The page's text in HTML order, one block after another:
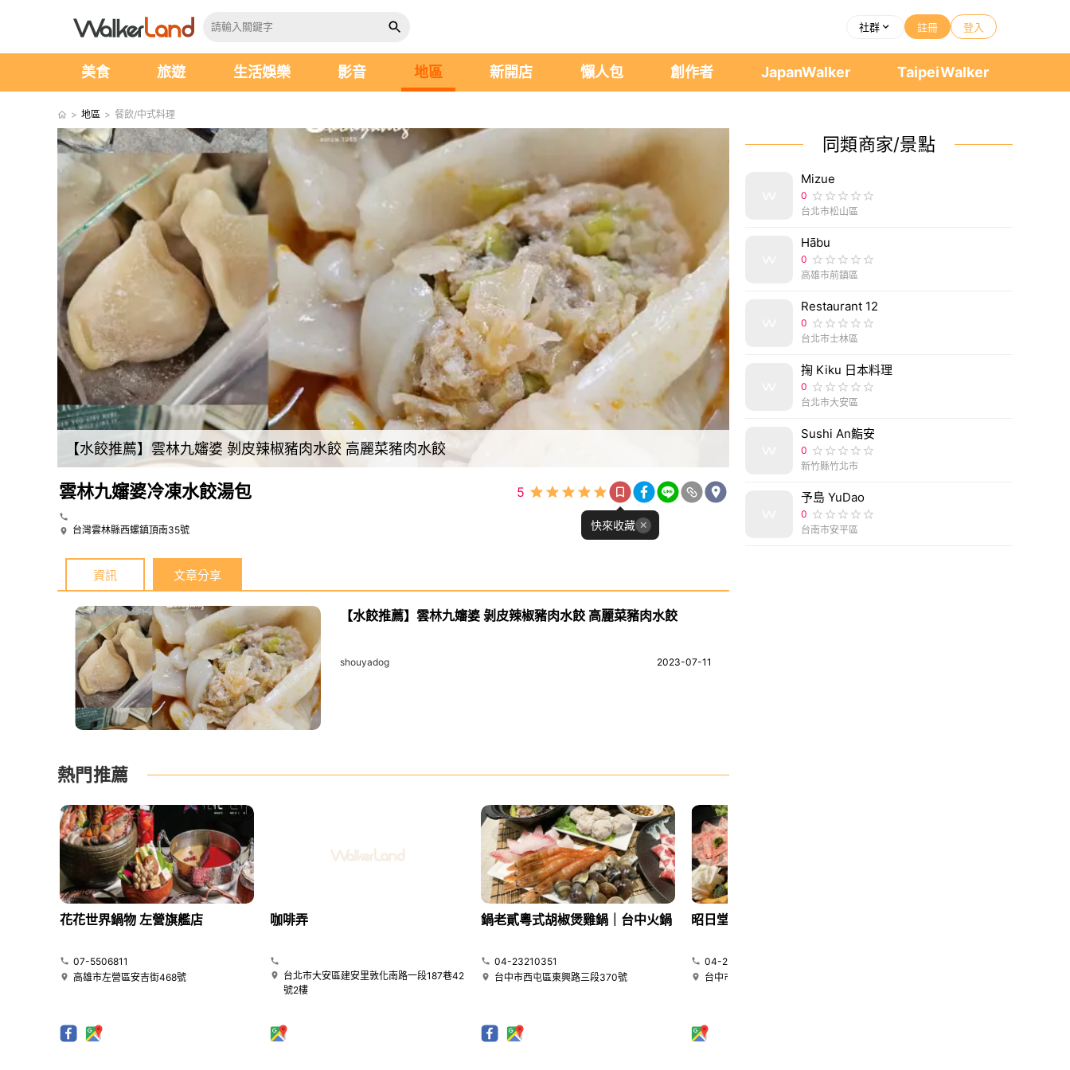
社群 註冊 登入
美食 旅遊 生活娛樂 影音 地區 新開店 懶人包 創作者 JapanWalker TaipeiWalker
> 地區 > 餐飲/中式料理
【水餃推薦】雲林九嬸婆 剝皮辣椒豬肉水餃 高麗菜豬肉水餃 【水餃推薦】雲林九嬸婆 剝皮辣椒豬肉水餃 高麗菜
雲林九嬸婆冷凍水餃湯包
台灣雲林縣西螺鎮頂南35號
5
快來收藏
資訊 文章分享
【水餃推薦】雲林九嬸婆 剝皮辣椒豬肉水餃 高麗菜豬肉水餃
shouyadog 2023-07-11
熱門推薦
花花世界鍋物 左營旗艦店
07-5506811
高雄市左營區安吉街468號
咖啡弄
台北市大安區建安里敦化南路一段187巷42
號2樓
鍋老貳粵式胡椒煲雞鍋｜台中火鍋
04-23210351
台中市西屯區東興路三段370號
昭日堂鍋煮｜台中火鍋
04-22580269
台中市南屯區大墩十一街345號
同類商家/景點
Mizue
0
台北市松山區
Hābu
0
高雄市前鎮區
Restaurant 12
0
台北市士林區
掬 Kiku 日本料理
0
台北市大安區
Sushi An鮨安
0
新竹縣竹北市
予島 YuDao
0
台南市安平區